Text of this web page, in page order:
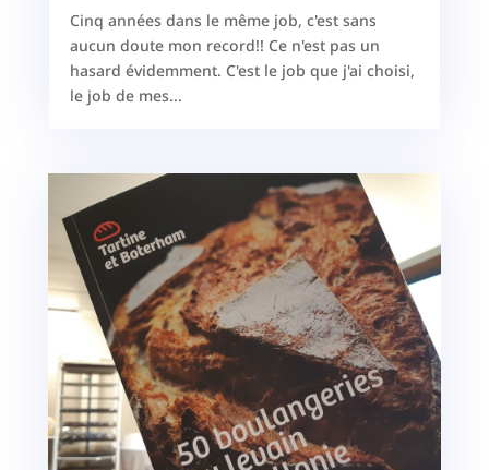
Cinq années dans le même job, c'est sans
aucun doute mon record!! Ce n'est pas un
hasard évidemment. C'est le job que j'ai choisi,
le job de mes...